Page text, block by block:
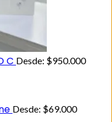
C Desde: $950.000
Desde: $69.000